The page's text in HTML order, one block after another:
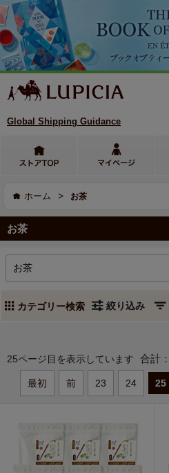
Global Shipping Guidance
ホーム > お茶
お茶
カテゴリー検索 絞り込み
25ページ目を表示しています 合計：
最初 前 23 24 25